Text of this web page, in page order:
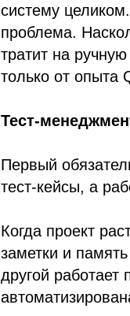
систему
проблема.
тратит на
только от опыта
Тест-
Первый
тест-кейсы, а
Когда проект
заметки и
другой работает